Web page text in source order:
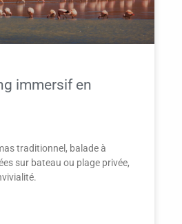
immersif en
traditionnel, balade à
sur bateau ou plage privée,